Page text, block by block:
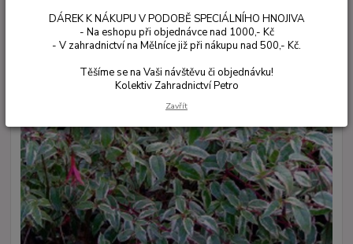
DÁREK K NÁKUPU V PODOBĚ SPECIÁLNÍHO HNOJIVA
- Na eshopu při objednávce nad 1000,- Kč
- V zahradnictví na Mělníce již při nákupu nad 500,- Kč.
Těšíme se na Vaši návštěvu či objednávku!
Kolektiv Zahradnictví Petro
Zavřít